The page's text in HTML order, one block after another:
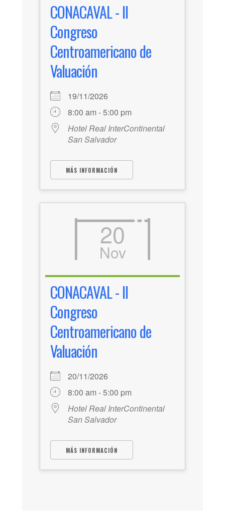
CONACAVAL - II
Congreso
Centroamericano de
Valuación
19/11/2026
8:00 am - 5:00 pm
Hotel Real InterContinental
San Salvador
MÁS INFORMACIÓN
20
Nov
CONACAVAL - II
Congreso
Centroamericano de
Valuación
20/11/2026
8:00 am - 5:00 pm
Hotel Real InterContinental
San Salvador
MÁS INFORMACIÓN